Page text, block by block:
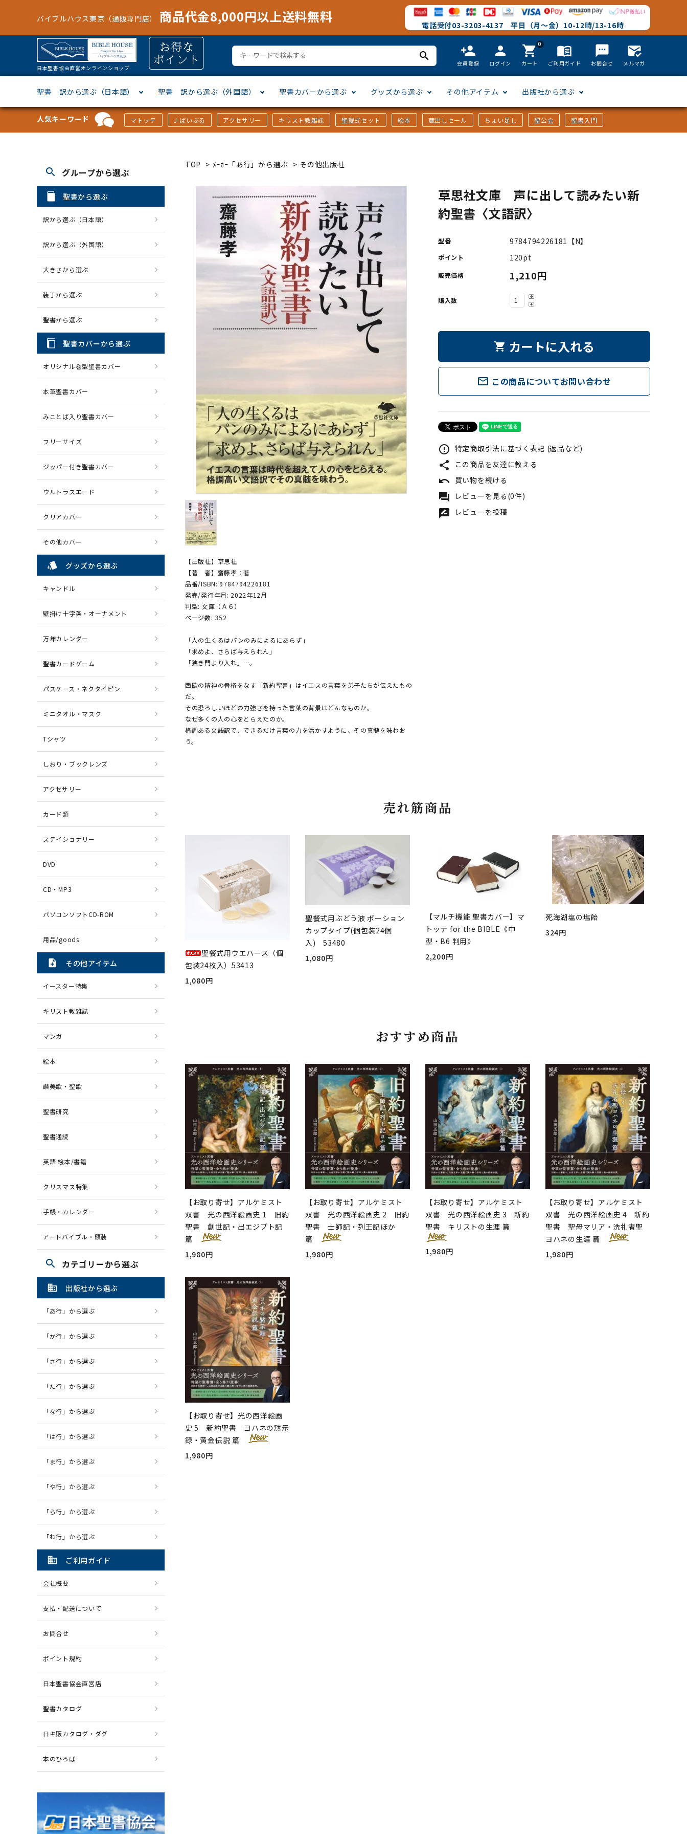
バイブルハウス東京（通販専門店） 商品代金8,000円以上送料無料 電話受付03-3203-4137 平日（月～金）10-12時/13-16時
日本聖書協会直営オンラインショップ
search person_add
会員登録
person
ログイン
0
shopping_cart
カート
menu_book
ご利用ガイド
textsms
お問合せ
mark_email_read
メルマガ
聖書 訳から選ぶ（日本語）
新改訳
聖書 訳から選ぶ（外国語）
ドイツ語
その他ヨーロッパ言語 その他アジアの言語 アフリカの言語
聖書カバーから選ぶ
ジッパー付き聖書カバー
グッズから選ぶ
パスケース・ネクタイピン
カード類 ステイショナリー DVD
CD・MP3 パソコンソフトCD-ROM 用品/goods
その他アイテム
聖書通読
クリスマス特集 手帳・カレンダー
出版社から選ぶ
「な行」から選ぶ
「わ行」から選ぶ
人気キーワード マトッテ J-ばいぶる アクセサリー キリスト教雑誌 聖餐式セット 絵本 蔵出しセール ちょい足し 聖公会 聖書入門
TOP > ﾒｰｶｰ「あ行」から選ぶ > その他出版社
【出版社】草思社
【著 者】齋藤孝：著
品番/ISBN: 9784794226181
発売/発行年月: 2022年12月
判型: 文庫（Ａ６）
ページ数: 352
「人の生くるはパンのみによるにあらず」
「求めよ、さらば与えられん」
「狭き門より入れ」…。
西欧の精神の骨格をなす「新約聖書」はイエスの言葉を弟子たちが伝えたもの
だ。
その恐ろしいほどの力強さを持った言葉の背景はどんなものか。
なぜ多くの人の心をとらえたのか。
格調ある文語訳で、できるだけ言葉の力を活かすように、その真髄を味わお
う。
草思社文庫 声に出して読みたい新
約聖書〈文語訳〉
型番 9784794226181【N】
ポイント 120pt
販売価格 1,210円
購入数
shopping_cart カートに入れる
mail_outline この商品についてお問い合わせ
error_outline 特定商取引法に基づく表記 (返品など)
share この商品を友達に教える
undo 買い物を続ける
forum レビューを見る(0件)
rate_review レビューを投稿
売れ筋商品
聖餐式用ウエハース（個
包装24枚入）53413
1,080円
聖餐式用ぶどう液 ポーション
カップタイプ(個包装24個
入) 53480
1,080円
【マルチ機能 聖書カバー】マ
トッテ for the BIBLE《中
型・B6 判用》
2,200円
死海湖塩の塩飴
324円
おすすめ商品
【お取り寄せ】アルケミスト
双書 光の西洋絵画史 1 旧約
聖書 創世記・出エジプト記
篇
1,980円
【お取り寄せ】アルケミスト
双書 光の西洋絵画史 2 旧約
聖書 士師記・列王記ほか
篇
1,980円
【お取り寄せ】アルケミスト
双書 光の西洋絵画史 3 新約
聖書 キリストの生涯 篇
1,980円
【お取り寄せ】アルケミスト
双書 光の西洋絵画史 4 新約
聖書 聖母マリア・洗礼者聖
ヨハネの生涯 篇
1,980円
【お取り寄せ】光の西洋絵画
史 5 新約聖書 ヨハネの黙示
録・黄金伝説 篇
1,980円
search グループから選ぶ
聖書から選ぶ
訳から選ぶ（日本語）
訳から選ぶ（外国語）
大きさから選ぶ
装丁から選ぶ
聖書から選ぶ
聖書カバーから選ぶ
オリジナル巻型聖書カバー
本革聖書カバー
みことば入り聖書カバー
フリーサイズ
ジッパー付き聖書カバー
ウルトラスエード
クリアカバー
その他カバー
style グッズから選ぶ
キャンドル
壁掛け十字架・オーナメント
万年カレンダー
聖書カードゲーム
パスケース・ネクタイピン
ミニタオル・マスク
Tシャツ
しおり・ブックレンズ
アクセサリー
カード類
ステイショナリー
DVD
CD・MP3
パソコンソフトCD-ROM
用品/goods
note_add その他アイテム
イースター特集
キリスト教雑誌
マンガ
絵本
讃美歌・聖歌
聖書研究
聖書通読
英語 絵本/書籍
クリスマス特集
手帳・カレンダー
アートバイブル・額装
search カテゴリーから選ぶ
domain 出版社から選ぶ
「あ行」から選ぶ
「か行」から選ぶ
「さ行」から選ぶ
「た行」から選ぶ
「な行」から選ぶ
「は行」から選ぶ
「ま行」から選ぶ
「や行」から選ぶ
「ら行」から選ぶ
「わ行」から選ぶ
domain ご利用ガイド
会社概要
支払・配送について
お問合せ
ポイント規約
日本聖書協会直営店
聖書カタログ
日キ販カタログ・ダグ
本のひろば